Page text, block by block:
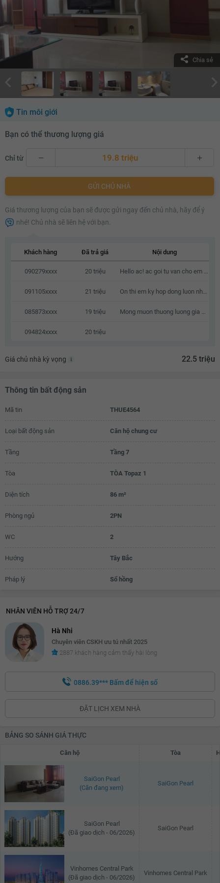
Chia sẻ
Tin môi giới
Bạn có thể thương lượng giá
Chỉ từ 19.8 triệu
20 triệu
20.3 triệu
20.6 triệu
20.7 triệu
21.4 triệu
21.5 triệu
21.6 triệu
21.7 triệu
22.1 triệu
22.5 triệu
GỬI CHỦ NHÀ
Giá thương lượng của bạn sẽ được gửi ngay đến chủ nhà, hãy để ý
nhé! Chủ nhà sẽ liên hệ với bạn.
Khách hàng Đã trả giá Nội dung
090279xxxx 20 triệu
091105xxxx 21 triệu
085873xxxx 19 triệu
094824xxxx 20 triệu
Giá chủ nhà kỳ vọng 22.5 triệu
Thông tin bất động sản
Mã tin THUE4564
Loại bất động sản Căn hộ chung cư
Tầng Tầng 7
Tòa TÒA Topaz 1
Diện tích 86 m²
Phòng ngủ 2PN
WC 2
Hướng Tây Bắc
Pháp lý Sổ hồng
NHÂN VIÊN HỖ TRỢ 24/7
Hà Nhi
Chuyên viên CSKH ưu tú nhất 2025
2887 khách hàng cảm thấy hài lòng
0886.39*** Bấm để hiện số
ĐẶT LỊCH XEM NHÀ
BẢNG SO SÁNH GIÁ THỰC
Căn hộ Tòa
SaiGon Pearl
(Căn đang xem)
SaiGon Pearl
SaiGon Pearl
(Đã giao dịch - 06/2026)
SaiGon Pearl
Vinhomes Central Park
(Đã giao dịch - 06/2026)
Vinhomes Central Park